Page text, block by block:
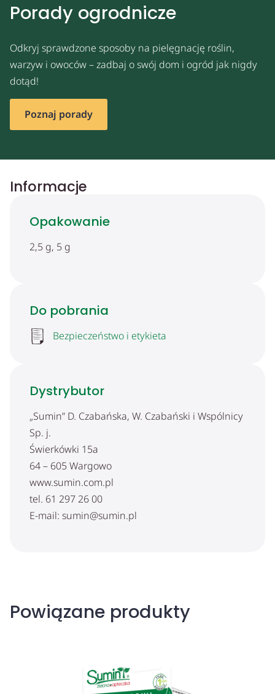
Porady ogrodnicze
Odkryj sprawdzone sposoby na pielęgnację roślin,
warzyw i owoców – zadbaj o swój dom i ogród jak nigdy
dotąd!
Poznaj porady
Informacje
Opakowanie
2,5 g, 5 g
Do pobrania
Bezpieczeństwo i etykieta
Dystrybutor
„Sumin” D. Czabańska, W. Czabański i Wspólnicy
Sp. j.
Świerkówki 15a
64 – 605 Wargowo
www.sumin.com.pl
tel. 61 297 26 00
E-mail: sumin@sumin.pl
Powiązane produkty